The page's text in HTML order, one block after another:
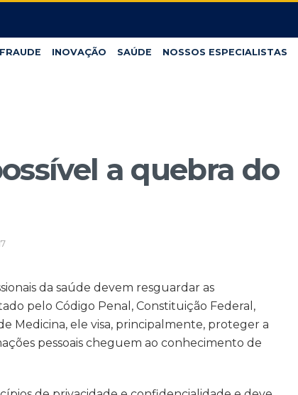
INOVAÇÃO SAÚDE NOSSOS ESPECIALISTAS
a quebra do
da saúde devem resguardar as
pelo Código Penal, Constituição Federal,
Medicina, ele visa, principalmente, proteger a
pessoais cheguem ao conhecimento de